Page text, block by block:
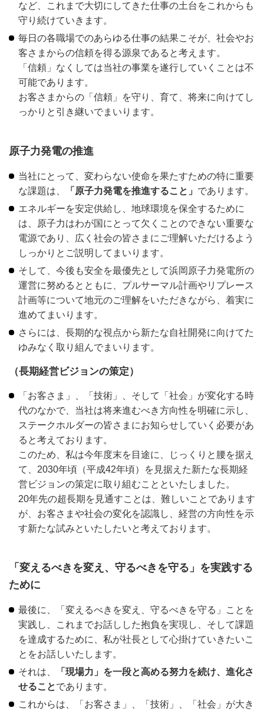
など、これまで大切にしてきた仕事の土台をこれからも
守り続けていきます。
毎日の各職場でのあらゆる仕事の結果こそが、社会やお
客さまからの信頼を得る源泉であると考えます。
「信頼」なくしては当社の事業を遂行していくことは不
可能であります。
お客さまからの「信頼」を守り、育て、将来に向けてし
っかりと引き継いでまいります。
原子力発電の推進
当社にとって、変わらない使命を果たすための特に重要
な課題は、
「原子力発電を推進すること」 であります。
エネルギーを安定供給し、地球環境を保全するために
は、原子力はわが国にとって欠くことのできない重要な
電源であり、広く社会の皆さまにご理解いただけるよう
しっかりとご説明してまいります。
そして、今後も安全を最優先として浜岡原子力発電所の
運営に努めるとともに、プルサーマル計画やリプレース
計画等について地元のご理解をいただきながら、着実に
進めてまいります。
さらには、長期的な視点から新たな自社開発に向けてた
ゆみなく取り組んでまいります。
（長期経営ビジョンの策定）
「お客さま」、「技術」、そして「社会」が変化する時
代のなかで、当社は将来進むべき方向性を明確に示し、
ステークホルダーの皆さまにお知らせしていく必要があ
ると考えております。
このため、私は今年度末を目途に、じっくりと腰を据え
て、2030年頃（平成42年頃）を見据えた新たな長期経
営ビジョンの策定に取り組むことといたしました。
20年先の超長期を見通すことは、難しいことであります
が、お客さまや社会の変化を認識し、経営の方向性を示
す新たな試みといたしたいと考えております。
「変えるべきを変え、守るべきを守る」を実践する
ために
最後に、「変えるべきを変え、守るべきを守る」ことを
実践し、これまでお話しした抱負を実現し、そして課題
を達成するために、私が社長として心掛けていきたいこ
とをお話しいたします。
それは、
「現場力」を一段と高める努力を続け、進化さ
せることであります。
これからは、「お客さま」、「技術」、「社会」が大き